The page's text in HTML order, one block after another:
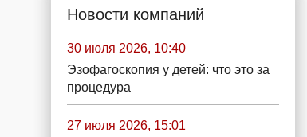
Новости компаний
30 июля 2026, 10:40
Эзофагоскопия у детей: что это за
процедура
27 июля 2026, 15:01